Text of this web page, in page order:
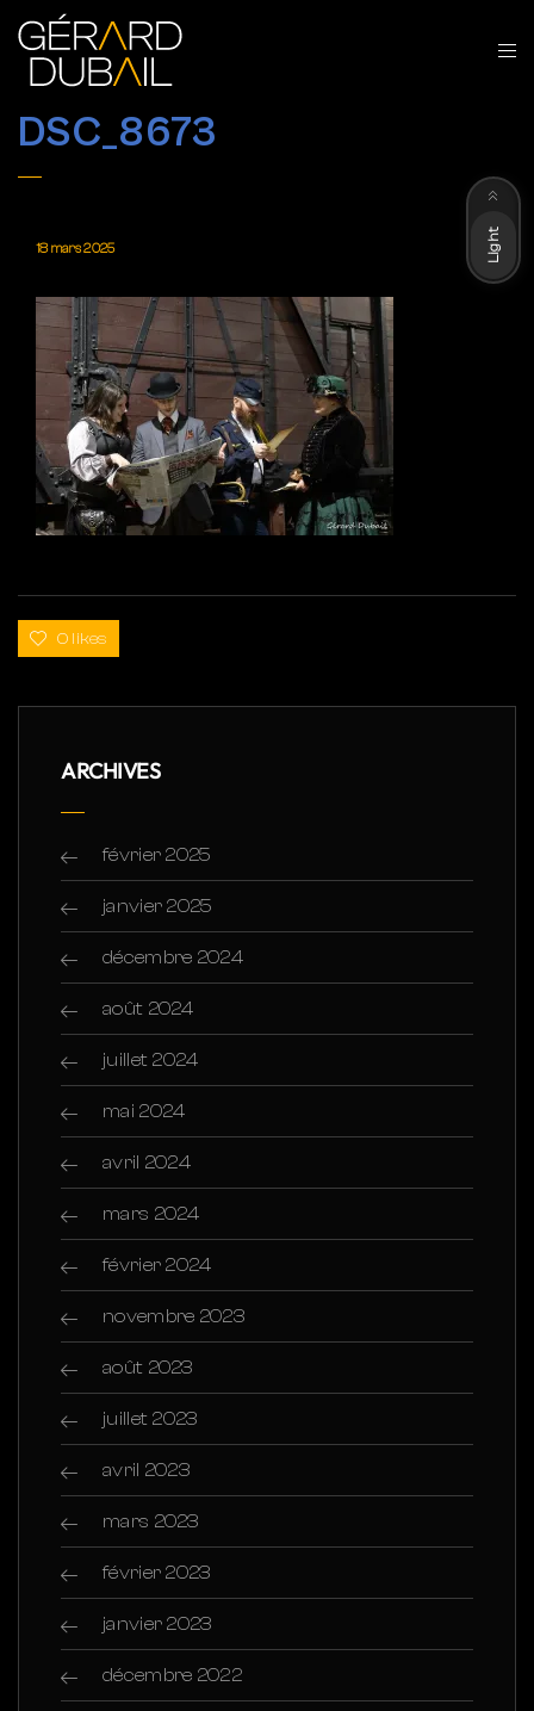
DSC_8673
18 mars 2025
0 likes
ARCHIVES
février 2025
janvier 2025
décembre 2024
août 2024
juillet 2024
mai 2024
avril 2024
mars 2024
février 2024
novembre 2023
août 2023
juillet 2023
avril 2023
mars 2023
février 2023
janvier 2023
décembre 2022
Light
Dark